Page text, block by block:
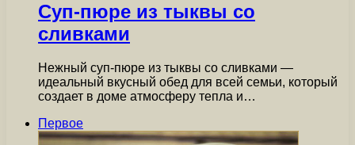
Суп-пюре из тыквы со
сливками
Нежный суп-пюре из тыквы со сливками —
идеальный вкусный обед для всей семьи, который
создает в доме атмосферу тепла и…
Первое